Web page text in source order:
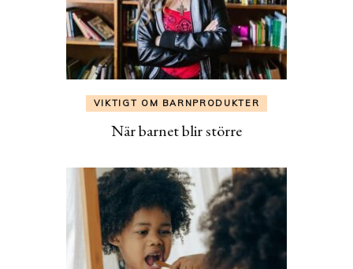
VIKTIGT OM BARNPRODUKTER
När barnet blir större